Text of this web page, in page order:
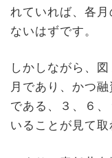
れていれば、各
ないはずです。
しかしながら、
月であり、かつ
である、３、６
いることが見て取